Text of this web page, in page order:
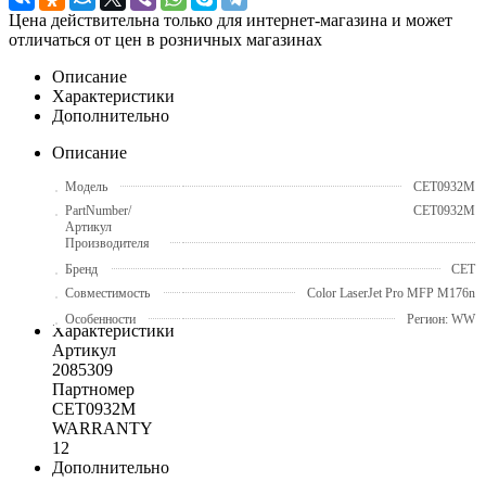
Цена действительна только для интернет-магазина и может
отличаться от цен в розничных магазинах
Описание
Характеристики
Дополнительно
Описание
Модель
CET0932M
PartNumber/
Артикул
Производителя
CET0932M
Бренд
CET
Совместимость
Color LaserJet Pro MFP M176n
Особенности
Регион: WW
Характеристики
Артикул
2085309
Партномер
CET0932M
WARRANTY
12
Дополнительно